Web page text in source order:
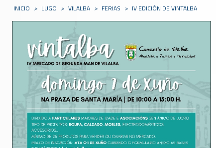
INICIO > LUGO > VILALBA > FERIAS > IV EDICIÓN DE VINTALBA